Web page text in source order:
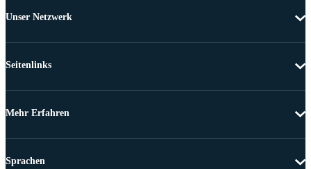
Unser Netzwerk
Seitenlinks
Mehr Erfahren
Sprachen